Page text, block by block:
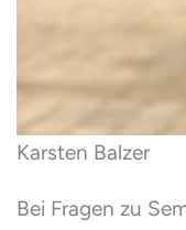
Karsten Balzer
Bei Fragen zu